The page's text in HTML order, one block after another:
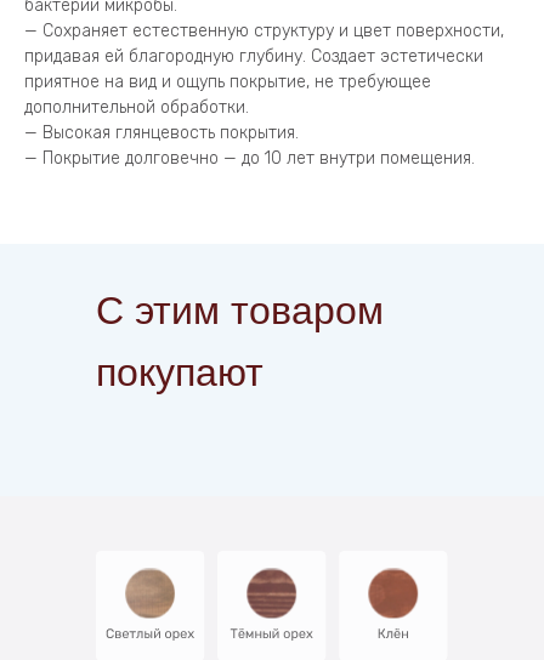
бактерии микробы.
— Сохраняет естественную структуру и цвет поверхности,
придавая ей благородную глубину. Создает эстетически
приятное на вид и ощупь покрытие, не требующее
дополнительной обработки.
— Высокая глянцевость покрытия.
— Покрытие долговечно — до 10 лет внутри помещения.
С этим товаром
покупают